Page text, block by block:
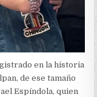
en la historia
de ese tamaño
Espíndola, quien